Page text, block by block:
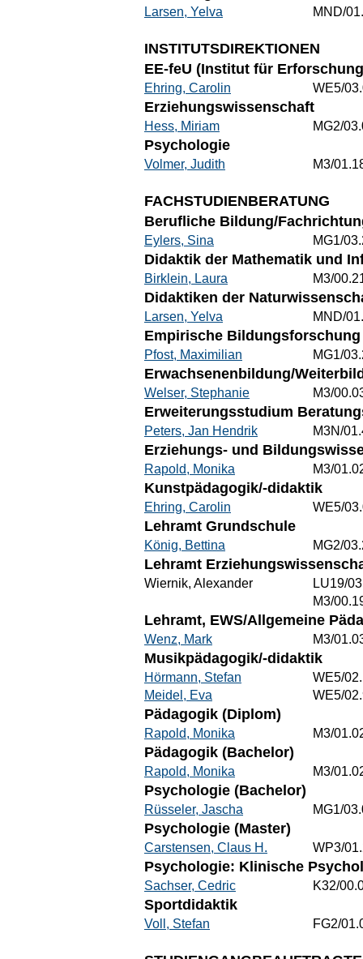
Larsen, Yelva MND/
INSTITUTSDIREKTIONEN
EE-feU (Institut für
Ehring, Carolin WE5/
Erziehungswissenschaft
Hess, Miriam MG2/
Psychologie
Volmer, Judith M3/
FACHSTUDIENBERATUNG
Berufliche Bildung/
Eylers, Sina MG1/
Didaktik der Mathematik und
Birklein, Laura M3/
Didaktiken der
Larsen, Yelva MND/
Empirische Bildungsforschung
Pfost, Maximilian MG1/
Erwachsenenbildung/
Welser, Stephanie M3/
Erweiterungsstudium
Peters, Jan Hendrik M3N/
Erziehungs- und
Rapold, Monika M3/
Kunstpädagogik/-didaktik
Ehring, Carolin WE5/
Lehramt Grundschule
König, Bettina MG2/
Lehramt
Wiernik, Alexander
LU19/
M3/
Lehramt, EWS/Allgemeine
Wenz, Mark M3/
Musikpädagogik/-didaktik
Hörmann, Stefan
WE5/
Meidel, Eva
WE5/
Pädagogik (Diplom)
Rapold, Monika M3/
Pädagogik (Bachelor)
Rapold, Monika M3/
Psychologie (Bachelor)
Rüsseler, Jascha MG1/
Psychologie (Master)
Carstensen, Claus H. WP3/
Psychologie: Klinische
Sachser, Cedric K32/
Sportdidaktik
Voll, Stefan FG2/